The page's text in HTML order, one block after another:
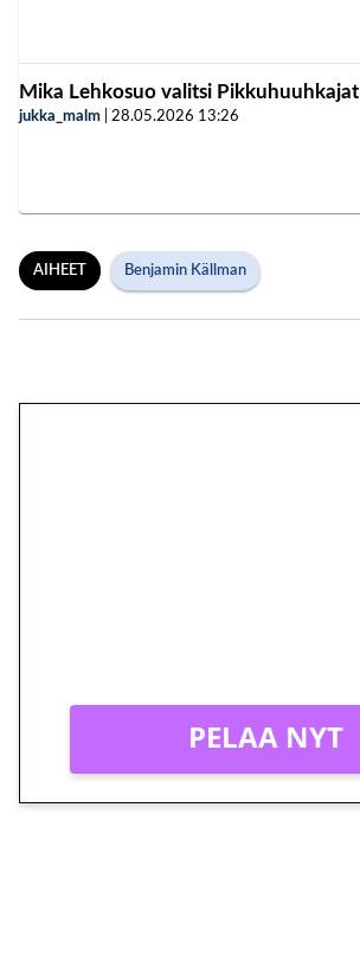
Mika Lehkosuo valitsi Pikkuhuuhkajat
jukka_malm 28.05.2026 13:26
AIHEET Benjamin Källman
PELAA NYT